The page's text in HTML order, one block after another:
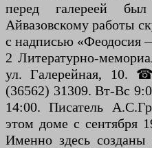
перед галереей был
Айвазовскому работы
с надписью «Феодосия
2 Литературно-
ул. Галерейная, 10.
(36562) 31309. Вт-Вс
14:00. Писатель
этом доме с сентября
Именно здесь